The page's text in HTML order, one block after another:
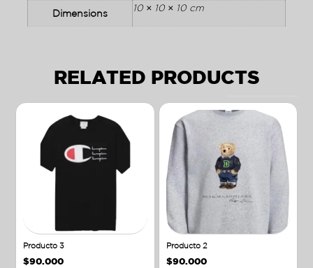
Dimensions 10 × 10 × 10 cm
RELATED PRODUCTS
Producto 3
$90.000
Producto 2
$90.000